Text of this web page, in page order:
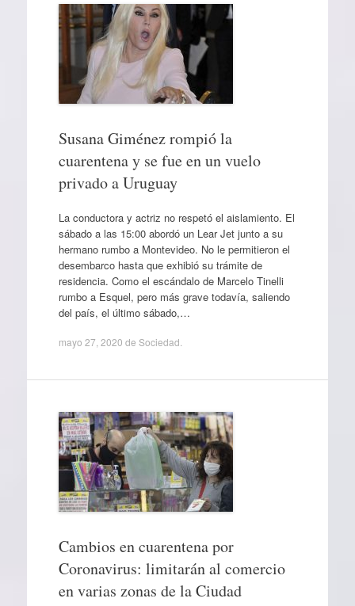
Susana Giménez rompió la
cuarentena y se fue en un vuelo
privado a Uruguay
La conductora y actriz no respetó el aislamiento. El
sábado a las 15:00 abordó un Lear Jet junto a su
hermano rumbo a Montevideo. No le permitieron el
desembarco hasta que exhibió su trámite de
residencia. Como el escándalo de Marcelo Tinelli
rumbo a Esquel, pero más grave todavía, saliendo
del país, el último sábado,…
mayo 27, 2020 de Sociedad
Cambios en cuarentena por
Coronavirus: limitarán al comercio
en varias zonas de la Ciudad